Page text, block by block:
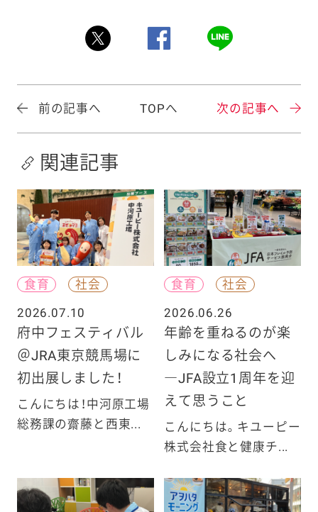
前の記事へ TOPへ 次の記事へ
関連記事
食育
社会
2026.07.10
府中フェスティバル
＠JRA東京競馬場に
初出展しました！
こんにちは！中河原工場
総務課の齋藤と西東...
食育
社会
2026.06.26
年齢を重ねるのが楽
しみになる社会へ
―JFA設立1周年を迎
えて思うこと
こんにちは。キユーピー
株式会社食と健康チ...